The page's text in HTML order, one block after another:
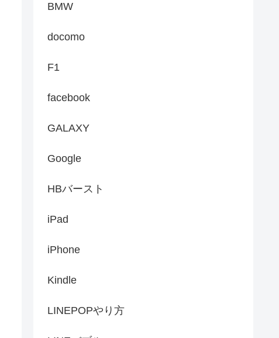
BMW
docomo
F1
facebook
GALAXY
Google
HBバースト
iPad
iPhone
Kindle
LINEPOPやり方